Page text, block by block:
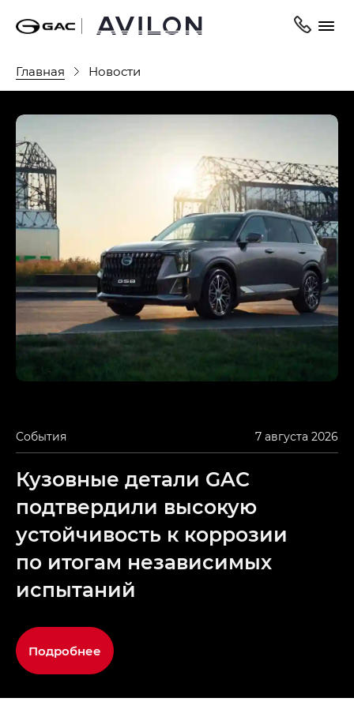
Главная Новости
События 7 августа 2026
Кузовные детали GAC
подтвердили высокую
устойчивость к коррозии
по итогам независимых
испытаний
Подробнее